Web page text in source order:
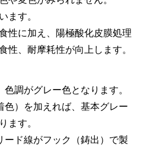
ます。
性に加え、陽極酸化皮膜処理
性、耐摩耗性が向上します。
調がグレー色となります。
色）を加えれば、基本グレー
ます。
ード線がフック（鋳出）で製